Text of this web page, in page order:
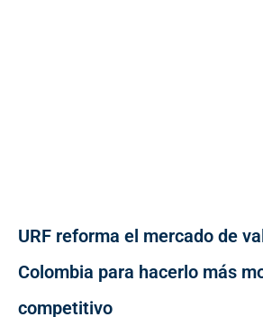
URF reforma el mercado de
Colombia para hacerlo más
competitivo